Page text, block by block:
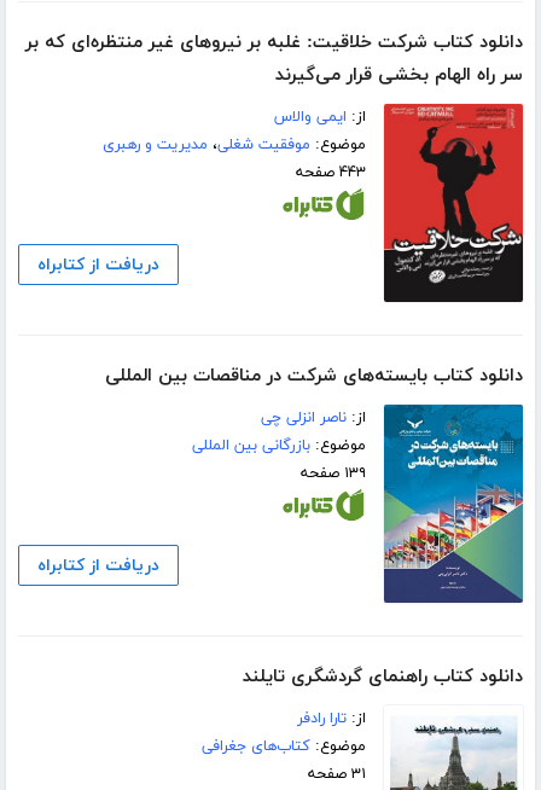
دانلود کتاب شرکت خلاقیت: غلبه بر نیروهای غیر منتظره‌ای که بر
سر راه الهام ‌بخشی قرار می‌گیرند
از: ایمی والاس
موضوع: موفقیت شغلی، مدیریت و رهبری
۴۴۳ صفحه
دریافت از کتابراه
دانلود کتاب بایسته‌های شرکت در مناقصات بین المللی
از:ناصر انزلی چی
موضوع:بازرگانی بین المللی
۱۳۹ صفحه
دریافت از کتابراه
دانلود کتاب راهنمای گردشگری تایلند
از:تارا رادفر
موضوع:کتاب‌های جغرافی
۳۱ صفحه